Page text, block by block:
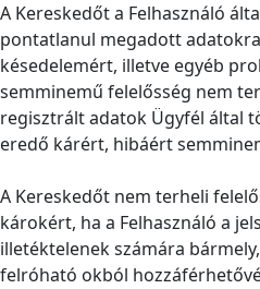
A Kereskedőt a Felhasználó
pontatlanul megadott
késedelemért, illetve egyéb
semminemű felelősség nem
regisztrált adatok Ügyfél által
eredő kárért, hibáért
A Kereskedőt nem terheli
károkért, ha a Felhasználó a
illetéktelenek számára
felróható okból